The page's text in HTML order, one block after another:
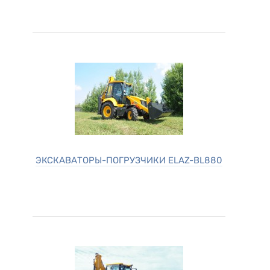
ЭКСКАВАТОРЫ-ПОГРУЗЧИКИ ELAZ-BL880